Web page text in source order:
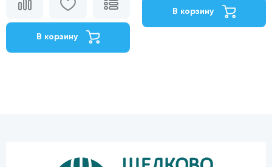
В корзину
В корзину